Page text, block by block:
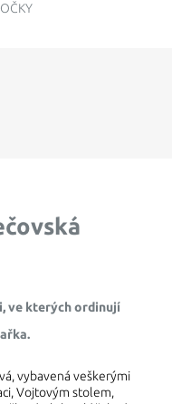
ve kterých ordinují
vybavená veškerými
Vojtovým stolem,
zaměstnání
ŘÁD
články
- Pobočka